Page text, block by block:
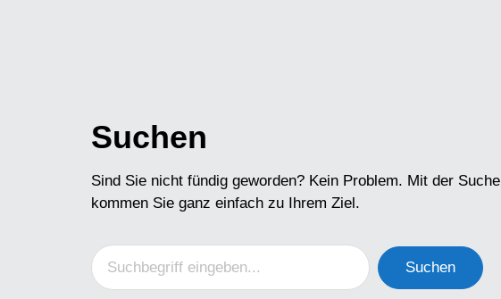
Suchen
Sind Sie nicht fündig geworden? Kein Problem. Mit der Suche
kommen Sie ganz einfach zu Ihrem Ziel.
Suchen